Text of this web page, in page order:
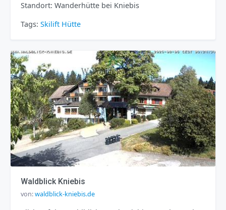
Standort: Wanderhütte bei Kniebis
Tags: Skilift Hütte
Waldblick Kniebis
von:waldblick-kniebis.de